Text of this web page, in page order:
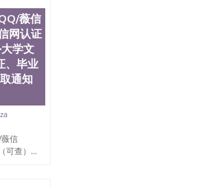
查询
外文凭
成立于
Jose
列前
立综
地
与会
作
统
立大
超过
薇信
网认证
学文
、毕业
通知
信
可查）...